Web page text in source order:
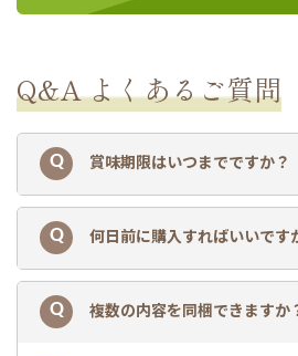
Q&A よくあるご質問
賞味期限はいつまでですか？
何日前に購入すればいいです
複数の内容を同梱できますか